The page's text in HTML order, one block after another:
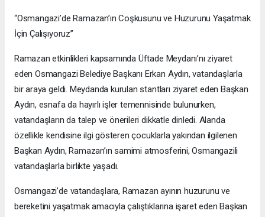
“Osmangazi’de Ramazan’ın Coşkusunu ve Huzurunu Yaşatmak
İçin Çalışıyoruz”
Ramazan etkinlikleri kapsamında Üftade Meydanı’nı ziyaret
eden Osmangazi Belediye Başkanı Erkan Aydın, vatandaşlarla
bir araya geldi. Meydanda kurulan stantları ziyaret eden Başkan
Aydın, esnafa da hayırlı işler temennisinde bulunurken,
vatandaşların da talep ve önerileri dikkatle dinledi. Alanda
özellikle kendisine ilgi gösteren çocuklarla yakından ilgilenen
Başkan Aydın, Ramazan’ın samimi atmosferini, Osmangazili
vatandaşlarla birlikte yaşadı.
Osmangazi’de vatandaşlara, Ramazan ayının huzurunu ve
bereketini yaşatmak amacıyla çalıştıklarına işaret eden Başkan